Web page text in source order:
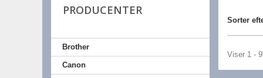
PRODUCENTER
Brother
Canon
Sorter
Viser 1 -